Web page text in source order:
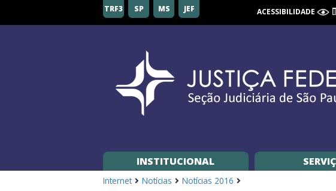
de
TRF3 SP MS JEF ACESSIBILIDADE
INSTITUCIONAL
Internet Notícias Notícias 2016